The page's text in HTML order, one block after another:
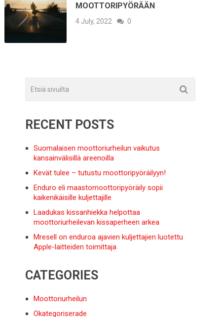
MOOTTORIPYÖRÄÄN
4 July, 2022 0
RECENT POSTS
Suomalaisen moottoriurheilun vaikutus
kansainvälisillä areenoilla
Kevät tulee – tutustu moottoripyöräilyyn!
Enduro eli maastomoottoripyöräily sopii
kaikenikäisille kuljettajille
Laadukas kissanhiekka helpottaa
moottoriurheilevan kissaperheen arkea
Mresell on enduroa ajavien kuljettajien luotettu
Apple-laitteiden toimittaja
CATEGORIES
Moottoriurheilun
Okategoriserade